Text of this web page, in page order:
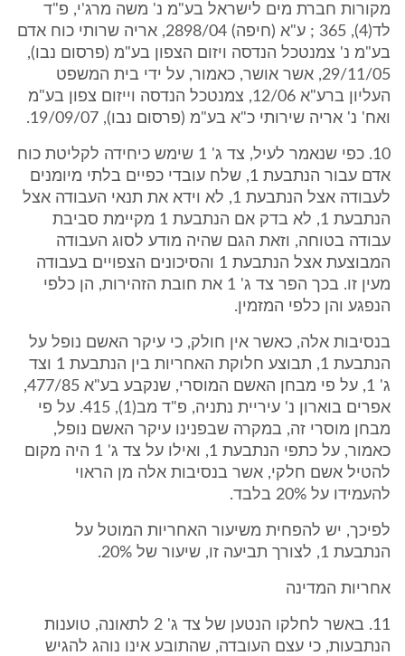
מקורות חברת מים לישראל בע"מ נ' משה מרג'י, פ"ד
לד(4), 365 ; ע"א (חיפה) 2898/04, אריה שרותי כוח אדם
בע"מ נ' צמנטכל הנדסה ויזום הצפון בע"מ (פרסום נבו),
29/11/05, אשר אושר, כאמור, על ידי בית המשפט
העליון ברע"א 12/06, צמנטכל הנדסה וייזום צפון בע"מ
ואח' נ' אריה שירותי כ"א בע"מ (פרסום נבו), 19/09/07.
10. כפי שנאמר לעיל, צד ג' 1 שימש כיחידה לקליטת כוח
אדם עבור הנתבעת 1, שלח עובדי כפיים בלתי מיומנים
לעבודה אצל הנתבעת 1, לא וידא את תנאי העבודה אצל
הנתבעת 1, לא בדק אם הנתבעת 1 מקיימת סביבת
עבודה בטוחה, וזאת הגם שהיה מודע לסוג העבודה
המבוצעת אצל הנתבעת 1 והסיכונים הצפויים בעבודה
מעין זו. בכך הפר צד ג' 1 את חובת הזהירות, הן כלפי
הנפגע והן כלפי המזמין.
בנסיבות אלה, כאשר אין חולק, כי עיקר האשם נופל על
הנתבעת 1, תבוצע חלוקת האחריות בין הנתבעת 1 וצד
ג' 1, על פי מבחן האשם המוסרי, שנקבע בע"א 477/85,
אפרים בוארון נ' עיריית נתניה, פ"ד מב(1), 415. על פי
מבחן מוסרי זה, במקרה שבפנינו עיקר האשם נופל,
כאמור, על כתפי הנתבעת 1, ואילו על צד ג' 1 היה מקום
להטיל אשם חלקי, אשר בנסיבות אלה מן הראוי
להעמידו על 20% בלבד.
לפיכך, יש להפחית משיעור האחריות המוטל על
הנתבעת 1, לצורך תביעה זו, שיעור של 20%.
אחריות המדינה
11. באשר לחלקו הנטען של צד ג' 2 לתאונה, טוענות
הנתבעות, כי עצם העובדה, שהתובע אינו נוהג להגיש